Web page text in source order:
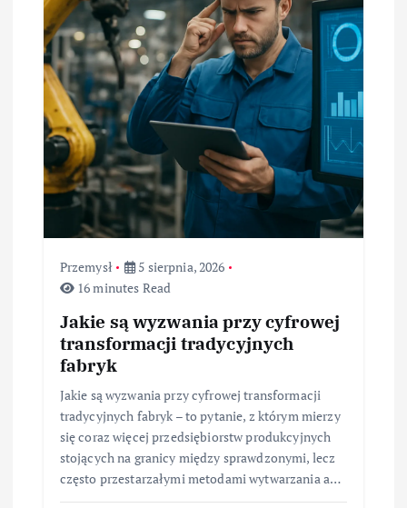
Przemysł
5 sierpnia, 2026
16 minutes Read
Jakie są wyzwania przy cyfrowej
transformacji tradycyjnych
fabryk
Jakie są wyzwania przy cyfrowej transformacji
tradycyjnych fabryk – to pytanie, z którym mierzy
się coraz więcej przedsiębiorstw produkcyjnych
stojących na granicy między sprawdzonymi, lecz
często przestarzałymi metodami wytwarzania a…